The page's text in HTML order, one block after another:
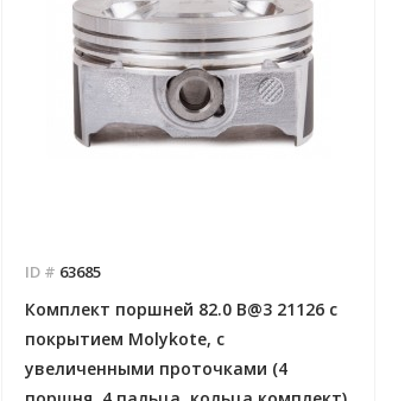
ID # 63685
Комплект поршней 82.0 B@3 21126 с
покрытием Molykote, с
увеличенными проточками (4